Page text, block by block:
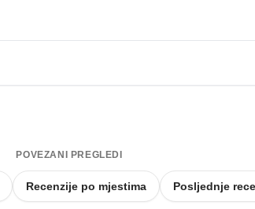
POVEZANI PREGLEDI
Recenzije po mjestima Posljednje